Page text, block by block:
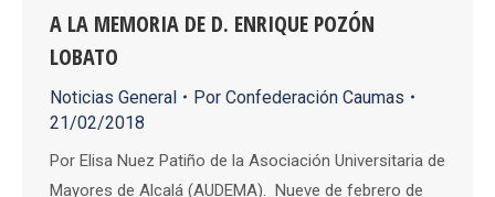
A LA MEMORIA DE D. ENRIQUE POZÓN
LOBATO
Noticias General Por Confederación Caumas
21/02/2018
Por Elisa Nuez Patiño de la Asociación Universitaria de
Mayores de Alcalá (AUDEMA). Nueve de febrero de